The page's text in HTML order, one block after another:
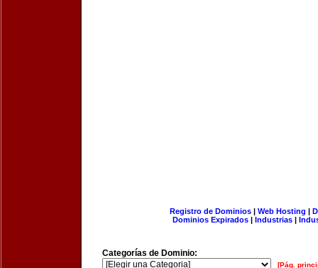
Registro de Dominios| Web Hosting |
Dominios Expirados | Industrias |
Categorías de Dominio:
[Pág.